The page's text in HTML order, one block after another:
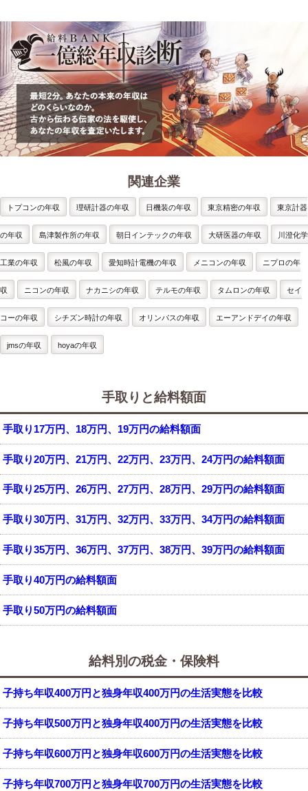
関連企業
トプコンの年収 理研計器の年収 日機装の年収 東京精密の年収 東京計器
の年収 島津製作所の年収 朝日インテックの年収 大研医器の年収 川澄化学
工業の年収 松風の年収 愛知時計電機の年収 メニコンの年収 ニプロの年
収 ニコンの年収 ナカニシの年収 テルモの年収 タムロンの年収 セイ
コーの年収 シチズン時計の年収 オリンパスの年収 エーアンドデイの年収
jmsの年収 hoyaの年収
手取りと給料額面
手取り17万円、18万円、19万円の給料額面
手取り20万円、21万円、22万円、23万円、24万円の給料額面
手取り25万円、26万円、27万円、28万円、29万円の給料額面
手取り30万円、31万円、32万円、33万円、34万円の給料額面
手取り35万円、36万円、37万円、38万円、39万円の給料額面
手取り40万円の給料額面
手取り50万円の給料額面
給料別の税金・保険料
子持ち年収400万円と独身年収400万円の生活実態を比較
子持ち年収500万円と独身年収400万円の生活実態を比較
子持ち年収600万円と独身年収600万円の生活実態を比較
子持ち年収700万円と独身年収700万円の生活実態を比較